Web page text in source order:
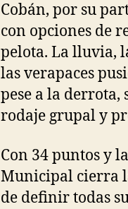
Cobán, por su
con opciones de
pelota. La lluvia,
las verapaces
pese a la
rodaje grupal y
Con 34 puntos y
Municipal cierra
de definir todas